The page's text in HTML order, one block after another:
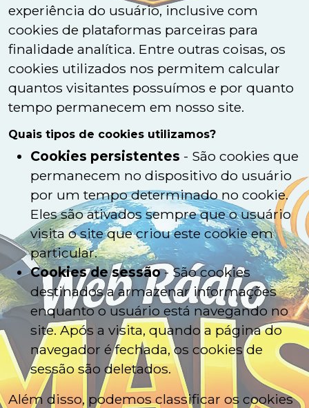
experiência do usuário, inclusive com
cookies de plataformas parceiras para
finalidade analítica. Entre outras coisas, os
cookies utilizados nos permitem calcular
quantos visitantes possuímos e por quanto
tempo permanecem em nosso site.
Quais tipos de cookies utilizamos?
Cookies persistentes - São cookies que
permanecem no dispositivo do usuário
por um tempo determinado no cookie.
Eles são ativados sempre que o usuário
visita o site que criou este cookie em
particular.
Cookies de sessão- São cookies
destinados a armazenar informações
enquanto o usuário está navegando no
site. Após a visita, quando a página do
navegador é fechada, os cookies de
sessão são deletados.
Além disso, podemos classificar os cookies